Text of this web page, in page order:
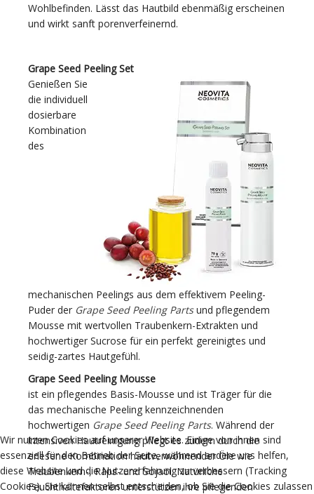
Wohlbefinden. Lässt das Hautbild ebenmäßig erscheinen
und wirkt sanft porenverfeinernd.
Grape Seed Peeling Set
Genießen Sie
die individuell
dosierbare
Kombination
des
mechanischen Peelings aus dem effektivem Peeling-
Puder der Grape Seed Peeling Partsund pflegendem
Mousse mit wertvollen Traubenkern-Extrakten und
hochwertiger Sucrose für ein perfekt gereinigtes und
seidig-zartes Hautgefühl.
Grape Seed Peeling Mousse
ist ein pflegendes Basis-Mousse und ist Träger für die
das mechanische Peeling kennzeichnenden
hochwertigen Grape Seed Peeling Parts. Während der
intensiven Hautreinigung pflegt es zudem durch die
erlesene Kombination hautverwöhnender Öle wie
Traubenkern-, Raps- und Sojaöl. Natürliche
Feuchthaltefaktoren unterstützen ihre pflegenden
Wir nutzen Cookies auf unserer Website. Einige von ihnen sind
essenziell für den Betrieb der Seite, während andere uns helfen,
diese Website und die Nutzererfahrung zu verbessern (Tracking
Cookies). Sie können selbst entscheiden, ob Sie die Cookies zulassen